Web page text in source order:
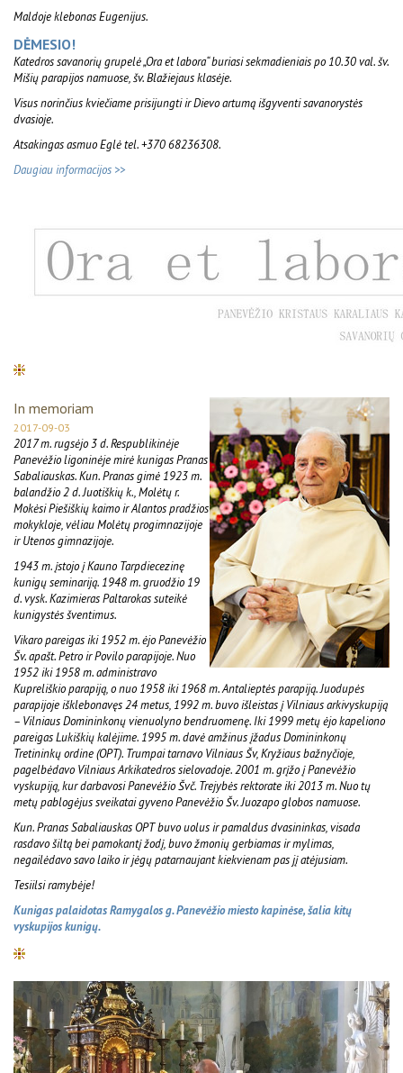
Maldoje klebonas Eugenijus.
DĖMESIO!
Katedros savanorių grupelė „Ora et labora“ buriasi sekmadieniais po 10.30 val. šv.
Mišių parapijos namuose, šv. Blažiejaus klasėje.
Visus norinčius kviečiame prisijungti ir Dievo artumą išgyventi savanorystės
dvasioje.
Atsakingas asmuo Eglė tel. +370 68236308.
Daugiau informacijos >>
In memoriam
2017-09-03
2017 m. rugsėjo 3 d. Respublikinėje
Panevėžio ligoninėje mirė kunigas Pranas
Sabaliauskas. Kun. Pranas gimė 1923 m.
balandžio 2 d. Juotiškių k., Molėtų r.
Mokėsi Piešiškių kaimo ir Alantos pradžios
mokykloje, vėliau Molėtų progimnazijoje
ir Utenos gimnazijoje.
1943 m. įstojo į Kauno Tarpdiecezinę
kunigų seminariją. 1948 m. gruodžio 19
d. vysk. Kazimieras Paltarokas suteikė
kunigystės šventimus.
Vikaro pareigas iki 1952 m. ėjo Panevėžio
Šv. apašt. Petro ir Povilo parapijoje. Nuo
1952 iki 1958 m. administravo
Kupreliškio parapiją, o nuo 1958 iki 1968 m. Antalieptės parapiją. Juodupės
parapijoje išklebonavęs 24 metus, 1992 m. buvo išleistas į Vilniaus arkivyskupiją
– Vilniaus Domininkonų vienuolyno bendruomenę. Iki 1999 metų ėjo kapeliono
pareigas Lukiškių kalėjime. 1995 m. davė amžinus įžadus Domininkonų
Tretininkų ordine (OPT). Trumpai tarnavo Vilniaus Šv, Kryžiaus bažnyčioje,
pagelbėdavo Vilniaus Arkikatedros sielovadoje. 2001 m. grįžo į Panevėžio
vyskupiją, kur darbavosi Panevėžio Švč. Trejybės rektorate iki 2013 m. Nuo tų
metų pablogėjus sveikatai gyveno Panevėžio Šv. Juozapo globos namuose.
Kun. Pranas Sabaliauskas OPT buvo uolus ir pamaldus dvasininkas, visada
rasdavo šiltą bei pamokantį žodį, buvo žmonių gerbiamas ir mylimas,
negailėdavo savo laiko ir jėgų patarnaujant kiekvienam pas jį atėjusiam.
Tesiilsi ramybėje!
Kunigas palaidotas Ramygalos g. Panevėžio miesto kapinėse, šalia kitų
vyskupijos kunigų.